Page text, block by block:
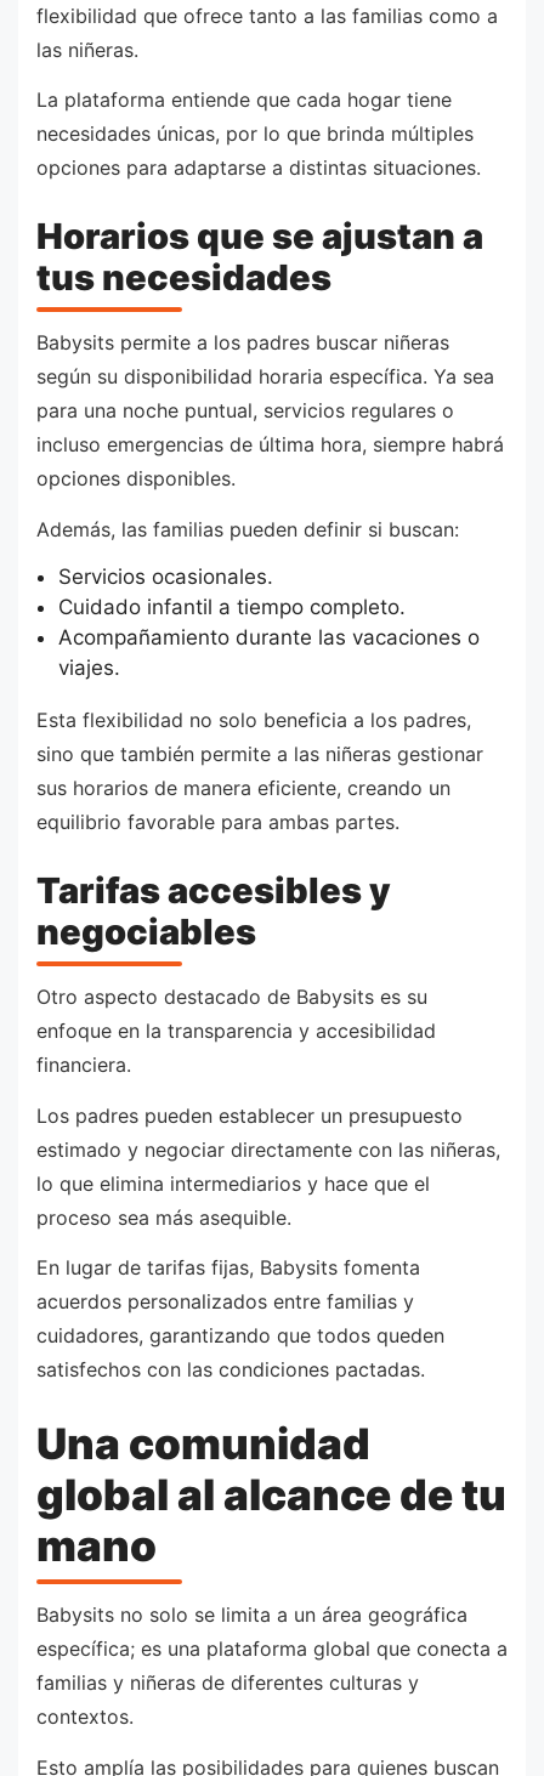
flexibilidad que ofrece tanto a las familias como a
las niñeras.
La plataforma entiende que cada hogar tiene
necesidades únicas, por lo que brinda múltiples
opciones para adaptarse a distintas situaciones.
Horarios que se ajustan a
tus necesidades
Babysits permite a los padres buscar niñeras
según su disponibilidad horaria específica. Ya sea
para una noche puntual, servicios regulares o
incluso emergencias de última hora, siempre habrá
opciones disponibles.
Además, las familias pueden definir si buscan:
Servicios ocasionales.
Cuidado infantil a tiempo completo.
Acompañamiento durante las vacaciones o
viajes.
Esta flexibilidad no solo beneficia a los padres,
sino que también permite a las niñeras gestionar
sus horarios de manera eficiente, creando un
equilibrio favorable para ambas partes.
Tarifas accesibles y
negociables
Otro aspecto destacado de Babysits es su
enfoque en la transparencia y accesibilidad
financiera.
Los padres pueden establecer un presupuesto
estimado y negociar directamente con las niñeras,
lo que elimina intermediarios y hace que el
proceso sea más asequible.
En lugar de tarifas fijas, Babysits fomenta
acuerdos personalizados entre familias y
cuidadores, garantizando que todos queden
satisfechos con las condiciones pactadas.
Una comunidad
global al alcance de tu
mano
Babysits no solo se limita a un área geográfica
específica; es una plataforma global que conecta a
familias y niñeras de diferentes culturas y
contextos.
Esto amplía las posibilidades para quienes buscan